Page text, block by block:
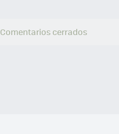
Comentarios cerrados